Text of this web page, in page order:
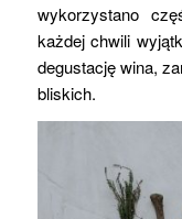
wykorzystano
każdej chwili
degustację wina,
bliskich.